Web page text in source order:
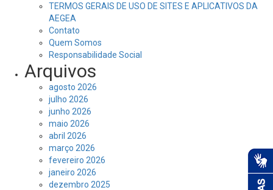
TERMOS GERAIS DE USO DE SITES E APLICATIVOS DA
AEGEA
Contato
Quem Somos
Responsabilidade Social
Arquivos
agosto 2026
julho 2026
junho 2026
maio 2026
abril 2026
março 2026
fevereiro 2026
janeiro 2026
dezembro 2025